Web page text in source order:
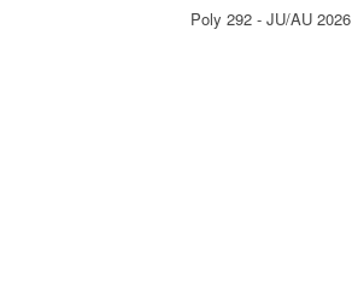
Poly 292 - JU/AU 2026